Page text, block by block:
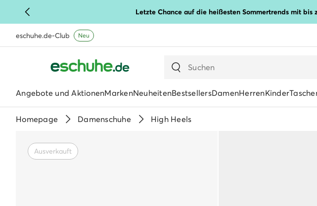
Letzte Chance auf die heißesten Sommertrends mit bis
eschuhe.de-Club Neu
Angebote und AktionenMarkenNeuheitenBestsellersDamenHerrenKinder
Homepage Damenschuhe High Heels
Ausverkauft